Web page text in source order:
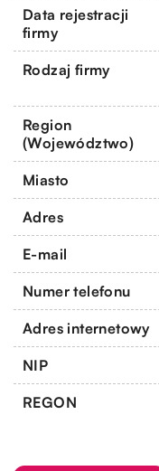
Data rejestracji
firmy
Rodzaj firmy
Region
(Województwo)
Miasto
Adres
E-mail
Numer telefonu
Adres internetowy
NIP
REGON